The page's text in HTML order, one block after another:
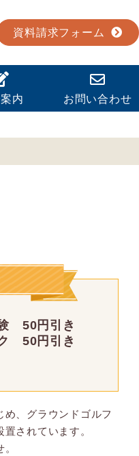
資料請求フォーム
内 お問い合わせ
50円引き
50円引き
、グラウンドゴルフ
されています。